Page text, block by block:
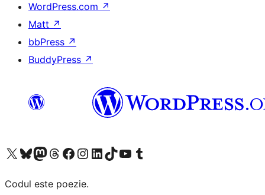
WordPress.com ↗
Matt ↗
bbPress ↗
BuddyPress ↗
Mergi la contul nostru X (fost Twitter)
Vizitează contul nostru Bluesky
Vizitează contul nostru Mastodon
Vizitează contul nostru Threads
Vizitează pagina noastră Facebook
Vizitează-ne pe Instagram
Vizitează-ne pe LinkedIn
Vizitează contul nostru TikTok
Vizitează canalul nostru YouTube
Vizitează contul nostru Tumblr
Codul este poezie.